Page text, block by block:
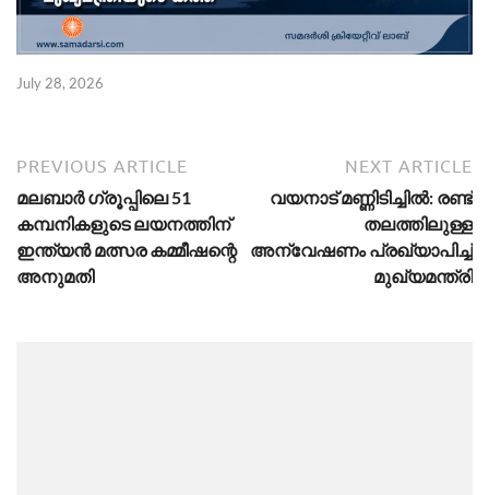
July 28, 2026
PREVIOUS ARTICLE
മലബാർ ഗ്രൂപ്പിലെ 51
കമ്പനികളുടെ ലയനത്തിന്
ഇന്ത്യൻ മത്സര കമ്മീഷന്റെ
അനുമതി
NEXT ARTICLE
വയനാട് മണ്ണിടിച്ചിൽ: രണ്ട്
തലത്തിലുള്ള
അന്വേഷണം പ്രഖ്യാപിച്ച്
മുഖ്യമന്ത്രി